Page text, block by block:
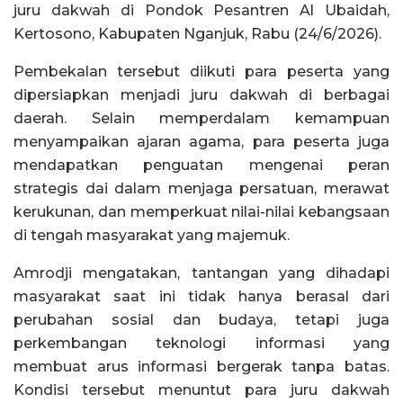
juru dakwah di Pondok Pesantren Al Ubaidah,
Kertosono, Kabupaten Nganjuk, Rabu (24/6/2026).
Pembekalan tersebut diikuti para peserta yang
dipersiapkan menjadi juru dakwah di berbagai
daerah. Selain memperdalam kemampuan
menyampaikan ajaran agama, para peserta juga
mendapatkan penguatan mengenai peran
strategis dai dalam menjaga persatuan, merawat
kerukunan, dan memperkuat nilai-nilai kebangsaan
di tengah masyarakat yang majemuk.
Amrodji mengatakan, tantangan yang dihadapi
masyarakat saat ini tidak hanya berasal dari
perubahan sosial dan budaya, tetapi juga
perkembangan teknologi informasi yang
membuat arus informasi bergerak tanpa batas.
Kondisi tersebut menuntut para juru dakwah